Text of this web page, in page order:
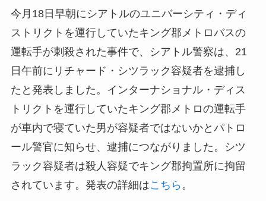
今月18日早朝にシアトルのユニバーシティ・ディ
ストリクトを運行していたキング郡メトロバスの
運転手が刺殺された事件で、シアトル警察は、21
日午前にリチャード・シツラック容疑者を逮捕し
たと発表しました。インターナショナル・ディス
トリクトを運行していたキング郡メトロの運転手
が車内で寝ていた男が容疑者ではないかとパトロ
ール警官に知らせ、逮捕につながりました。シツ
ラック容疑者は殺人容疑でキング郡拘置所に拘留
されています。発表の詳細はこちら 。